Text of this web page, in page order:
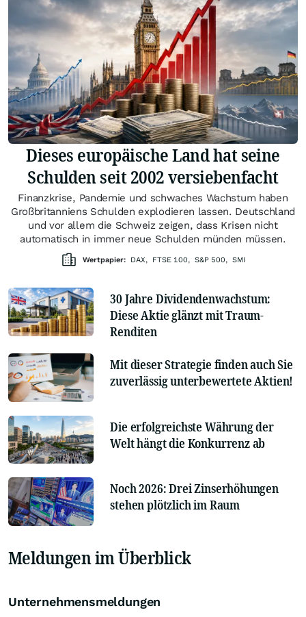
Dieses europäische Land hat seine
Schulden seit 2002 versiebenfacht
Finanzkrise, Pandemie und schwaches Wachstum haben
Großbritanniens Schulden explodieren lassen. Deutschland
und vor allem die Schweiz zeigen, dass Krisen nicht
automatisch in immer neue Schulden münden müssen.
Wertpapier: DAX, FTSE 100, S&P 500, SMI
30 Jahre Dividendenwachstum:
Diese Aktie glänzt mit Traum-
Renditen
Mit dieser Strategie finden auch Sie
zuverlässig unterbewertete Aktien!
Die erfolgreichste Währung der
Welt hängt die Konkurrenz ab
Noch 2026: Drei Zinserhöhungen
stehen plötzlich im Raum
Meldungen im Überblick
Unternehmensmeldungen